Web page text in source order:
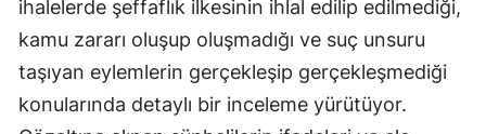
ihalelerde şeffaflık ilkesinin ihlal edilip edilmediği,
kamu zararı oluşup oluşmadığı ve suç unsuru
taşıyan eylemlerin gerçekleşip gerçekleşmediği
konularında detaylı bir inceleme yürütüyor.